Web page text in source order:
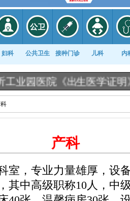
妇科 公共卫生 接种门诊 儿科 内
院《出生医学证明》告知栏
产科
室，专业力量雄厚，设
其中高级职称10人，中